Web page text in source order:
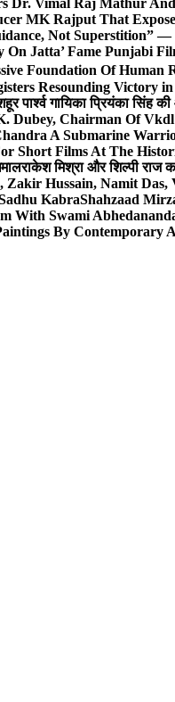
Dr. Vimal Raj Mathur
MK Rajput That
Not Superstition” —
On Jatta’ Fame Punjabi
Foundation Of Human
Resounding Victory
पार्श्व गायिका प्रियंका सिंह
Dubey, Chairman Of
A Submarine
Short Films At The
राकेश मिश्रा और शिल्पी राज
Zakir Hussain, Namit
KabraShahzaad
With Swami
By Contemporary